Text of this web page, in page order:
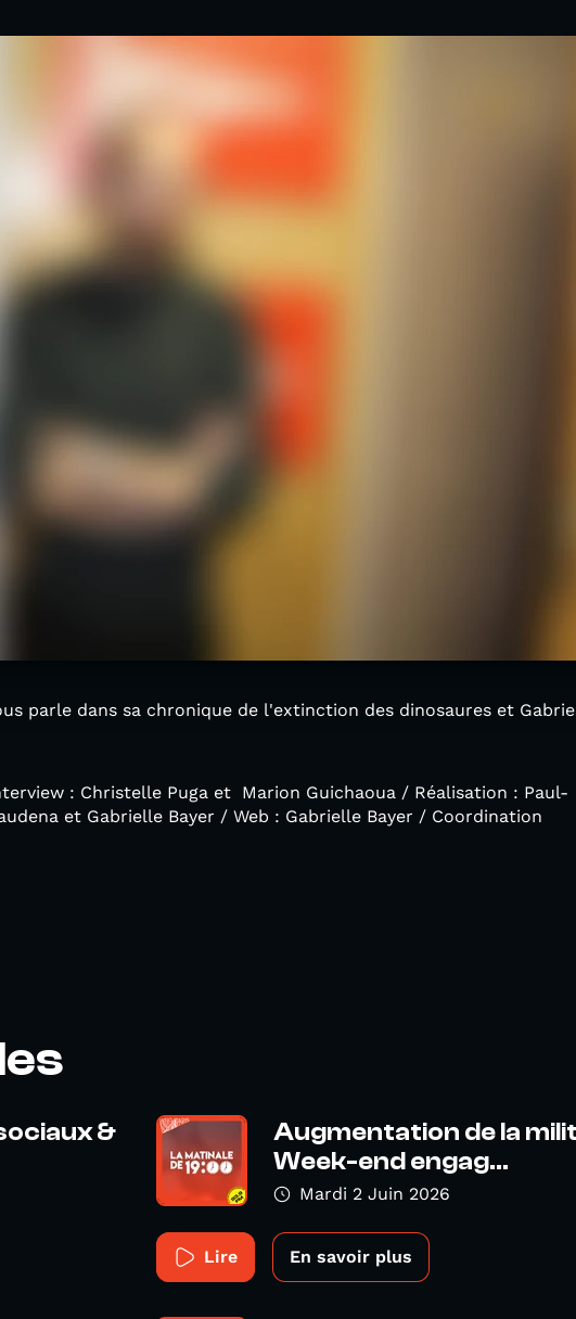
parle dans sa chronique de l'extinction des dinosaures et
: Christelle Puga et Marion Guichaoua / Réalisation : Paul-
et Gabrielle Bayer / Web : Gabrielle Bayer / Coordination
&
Augmentation de la
Week-end engag...
Mardi 2 Juin 2026
Lire En savoir plus